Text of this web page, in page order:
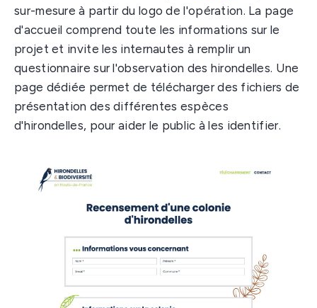
sur-mesure à partir du logo de l'opération. La page
d'accueil comprend toute les informations sur le
projet et invite les internautes à remplir un
questionnaire sur l'observation des hirondelles. Une
page dédiée permet de télécharger des fichiers de
présentation des différentes espèces
d'hirondelles, pour aider le public à les identifier.